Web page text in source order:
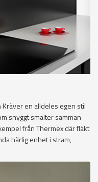
Kräver en alldeles egen stil
snyggt smälter samman
från Thermex där fläkt
härlig enhet i stram,